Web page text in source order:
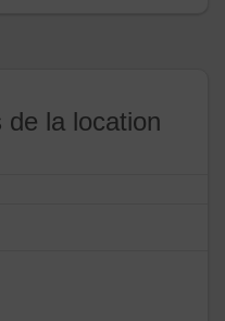
de la location